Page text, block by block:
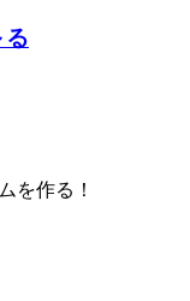
る
を作る！